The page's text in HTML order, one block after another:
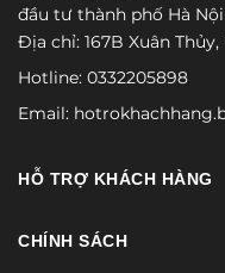
đầu tư thành phố Hà Nội
Địa chỉ: 167B Xuân
Hotline: 0332205898
Email:
HỖ TRỢ KHÁCH HÀNG
CHÍNH SÁCH